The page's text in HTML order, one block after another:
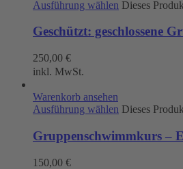
Ausführung wählen Dieses
Geschützt: geschlossene
250,00 €
inkl. MwSt.
Warenkorb ansehen
Ausführung wählen Dieses
Gruppenschwimmkurs –
150,00 €